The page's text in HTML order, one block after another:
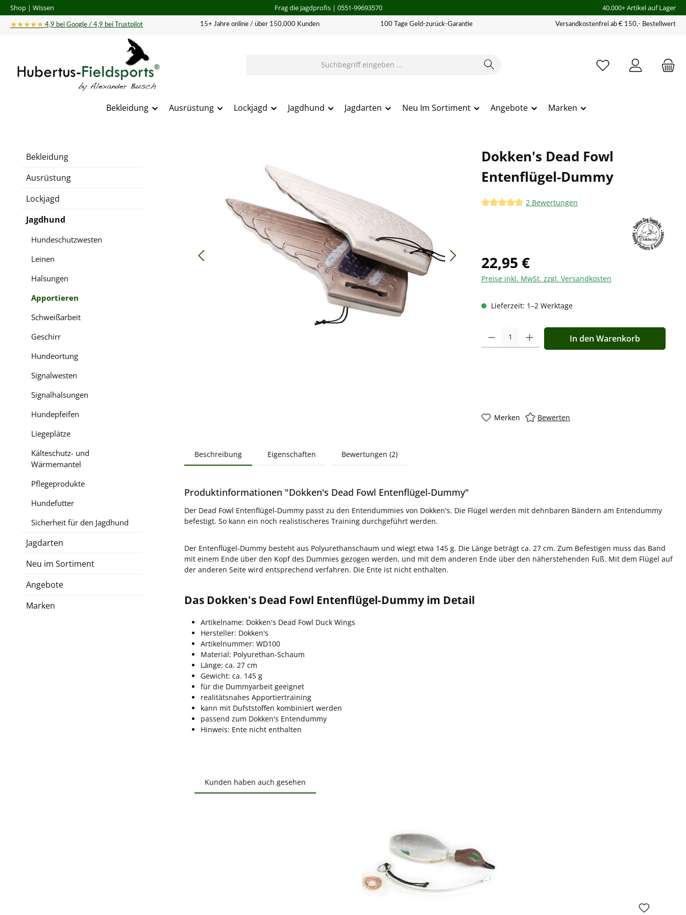
Hauptinhalt springen
Zur Suche springen
Zur Hauptnavigation springen
Shop | Wissen Frag die Jagdprofis| 0551-99693570 40.000+ Artikel auf Lager
★★★★★ 4,9 bei Google / 4,9 bei Trustpilot 15+ Jahre online / über 150.000 Kunden 100 Tage Geld-zurück-Garantie Versandkostenfrei ab € 150,- Bestellwert
Bekleidung Ausrüstung Lockjagd Jagdhund Jagdarten Neu Im Sortiment Angebote Marken
Bekleidung
Ausrüstung
Lockjagd
Jagdhund
Hundeschutzwesten
Leinen
Halsungen
Apportieren
Schweißarbeit
Geschirr
Hundeortung
Signalwesten
Signalhalsungen
Hundepfeifen
Liegeplätze
Kälteschutz- und
Wärmemantel
Pflegeprodukte
Hundefutter
Sicherheit für den Jagdhund
Jagdarten
Neu im Sortiment
Angebote
Marken
Dokken's Dead Fowl
Entenflügel-Dummy
Durchschnittliche Bewertung von 5 von 5 Sternen
2 Bewertungen
22,95 €
Preise inkl. MwSt. zzgl. Versandkosten
Lieferzeit: 1–2 Werktage
Produkt Anzahl: Gib den gewünschten Wert ein oder
In den Warenkorb
Merken Bewerten
Beschreibung Eigenschaften Bewertungen (2)
Produktinformationen "Dokken's Dead Fowl Entenflügel-Dummy"
Der Dead Fowl Entenflügel-Dummy passt zu den Entendummies von Dokken's. Die Flügel werden mit dehnbaren Bändern am Entendummy
befestigt. So kann ein noch realistischeres Training durchgeführt werden.
Der Entenflügel-Dummy besteht aus Polyurethanschaum und wiegt etwa 145 g. Die Länge beträgt ca. 27 cm. Zum Befestigen muss das Band
mit einem Ende über den Kopf des Dummies gezogen werden, und mit dem anderen Ende über den näherstehenden Fuß. Mit dem Flügel auf
der anderen Seite wird entsprechend verfahren. Die Ente ist nicht enthalten.
Das Dokken's Dead Fowl Entenflügel-Dummy im Detail
Artikelname: Dokken's Dead Fowl Duck Wings
Hersteller: Dokken's
Artikelnummer: WD100
Material: Polyurethan-Schaum
Länge: ca. 27 cm
Gewicht: ca. 145 g
für die Dummyarbeit geeignet
realitätsnahes Apportiertraining
kann mit Dufststoffen kombiniert werden
passend zum Dokken's Entendummy
Hinweis: Ente nicht enthalten
Kunden haben auch gesehen